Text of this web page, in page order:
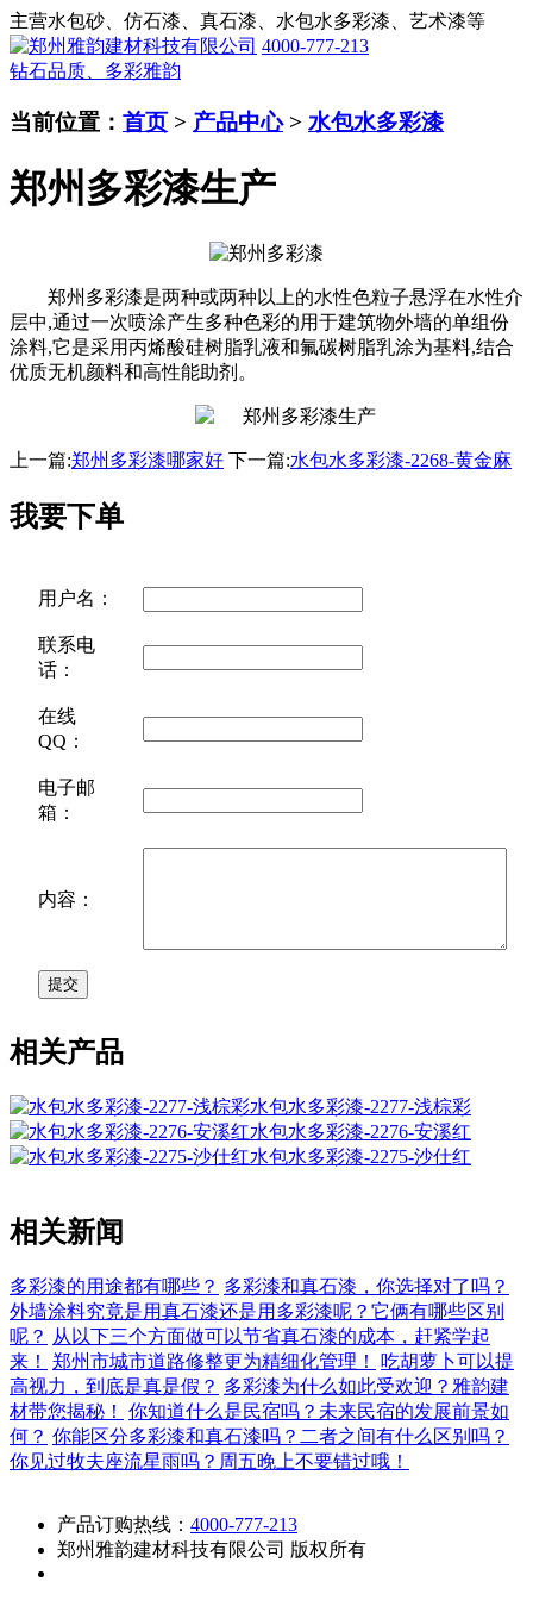
主营水包砂、仿石漆、真石漆、水包水多彩漆、艺术漆等
4000-777-213
钻石品质、多彩雅韵
当前位置： 首页 > 产品中心> 水包水多彩漆
郑州多彩漆生产
郑州多彩漆是两种或两种以上的水性色粒子悬浮在水性介
层中,通过一次喷涂产生多种色彩的用于建筑物外墙的单组份
涂料,它是采用丙烯酸硅树脂乳液和氟碳树脂乳涂为基料,结合
优质无机颜料和高性能助剂。
上一篇:郑州多彩漆哪家好 下一篇:水包水多彩漆-2268-黄金麻
我要下单
用户名：
联系电
话：
在线
QQ：
电子邮
箱：
内容：
相关产品
水包水多彩漆-2277-浅棕彩
水包水多彩漆-2276-安溪红
水包水多彩漆-2275-沙仕红
相关新闻
多彩漆的用途都有哪些？ 多彩漆和真石漆，你选择对了吗？
外墙涂料究竟是用真石漆还是用多彩漆呢？它俩有哪些区别
呢？ 从以下三个方面做可以节省真石漆的成本，赶紧学起
来！
郑州市城市道路修整更为精细化管理！
吃胡萝卜可以提
高视力，到底是真是假？ 多彩漆为什么如此受欢迎？雅韵建
材带您揭秘！
你知道什么是民宿吗？未来民宿的发展前景如
何？ 你能区分多彩漆和真石漆吗？二者之间有什么区别吗？
你见过牧夫座流星雨吗？周五晚上不要错过哦！
产品订购热线： 4000-777-213
郑州雅韵建材科技有限公司 版权所有